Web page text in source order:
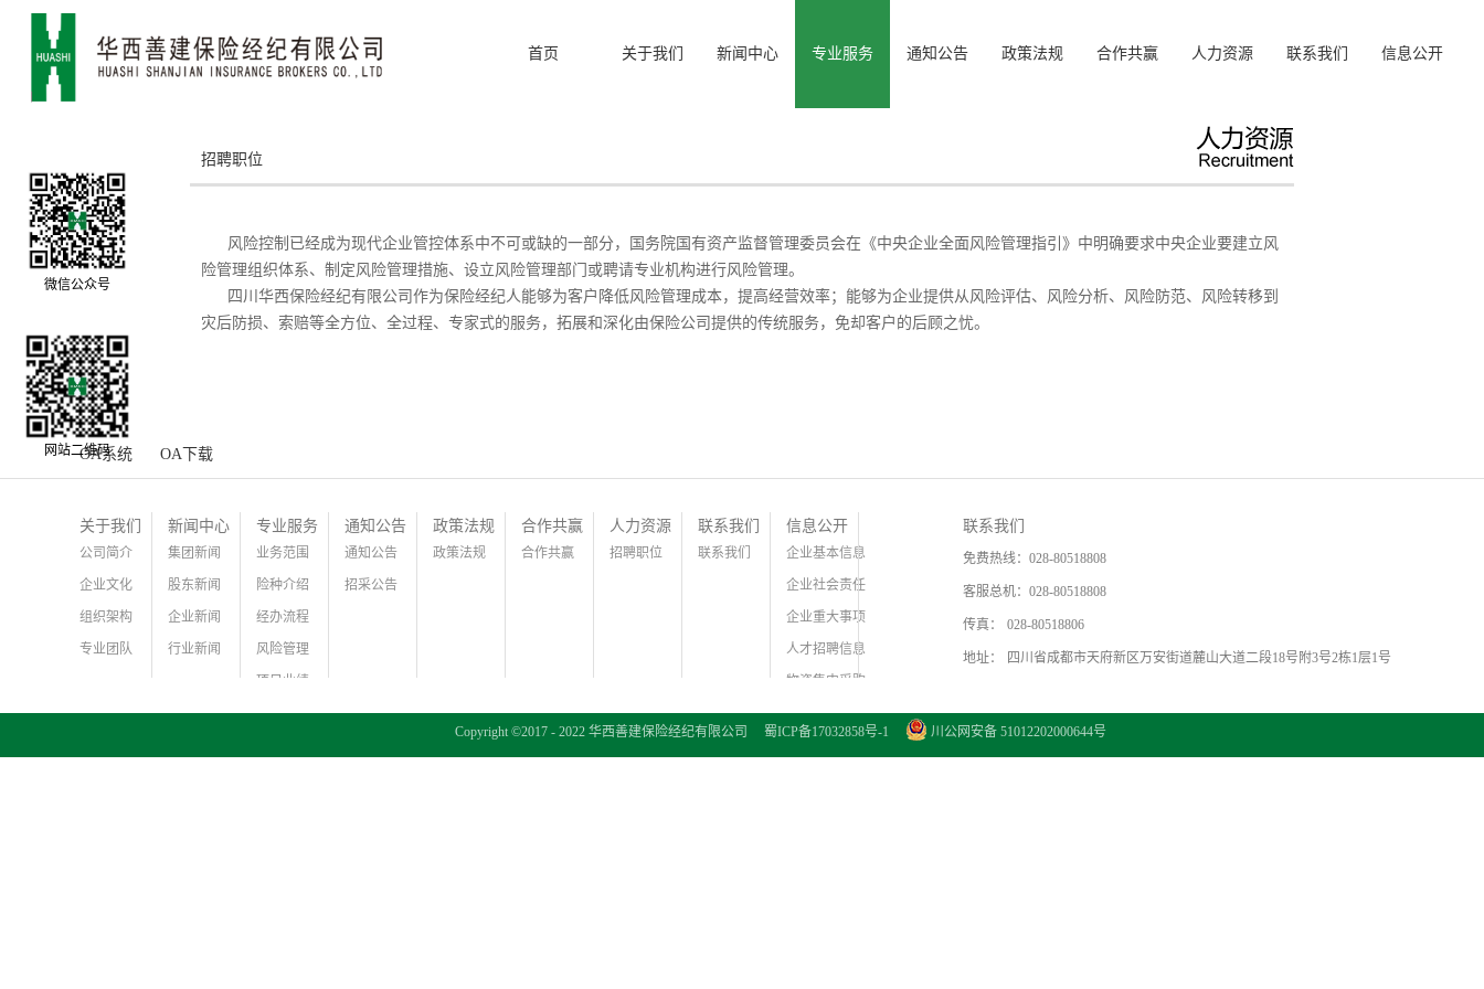
首页 关于我们 新闻中心 专业服务 通知公告 政策法规 合作共赢 人力资源 联系我们 信息公开
招聘职位
风险控制已经成为现代企业管控体系中不可或缺的一部分，国务院国有资产监督管理委员会在《中央企业全面风险管理指引》中明确要求中央企业要建立风
险管理组织体系、制定风险管理措施、设立风险管理部门或聘请专业机构进行风险管理。
四川华西保险经纪有限公司作为保险经纪人能够为客户降低风险管理成本，提高经营效率；能够为企业提供从风险评估、风险分析、风险防范、风险转移到
灾后防损、索赔等全方位、全过程、专家式的服务，拓展和深化由保险公司提供的传统服务，免却客户的后顾之忧。
OA系统 OA下载
关于我们
公司简介
企业文化
组织架构
专业团队
新闻中心
集团新闻
股东新闻
企业新闻
行业新闻
专业服务
业务范围
险种介绍
经办流程
风险管理
项目业绩
通知公告
通知公告
招采公告
政策法规
政策法规
合作共赢
合作共赢
人力资源
招聘职位
联系我们
联系我们
信息公开
企业基本信息
企业社会责任
企业重大事项
人才招聘信息
物资集中采购
证件信息公示
联系我们
免费热线： 028-80518808
客服总机： 028-80518808
传真： 028-80518806
地址： 四川省成都市天府新区万安街道麓山大道二段18号附3号2栋1层1号
Copyright ©2017 - 2022 华西善建保险经纪有限公司 蜀ICP备17032858号-1
川公网安备 51012202000644号
犀牛云提供企业云服务
网站二维码
微信公众号